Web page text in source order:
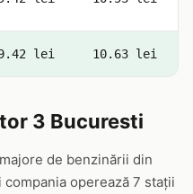
lei 10.63 lei
3 Bucuresti
de benzinării din
operează 7 stații